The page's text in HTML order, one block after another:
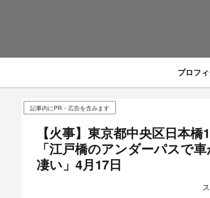
プロフ
記事内にPR・広告を含みます
【火事】東京都中央区日本
「江戸橋のアンダーパスで
凄い」4月17日